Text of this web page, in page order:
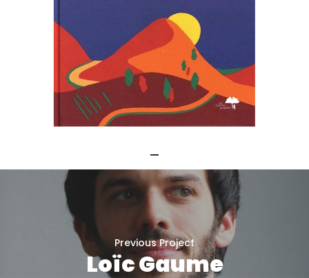
Previous Project
Loïc Gaume